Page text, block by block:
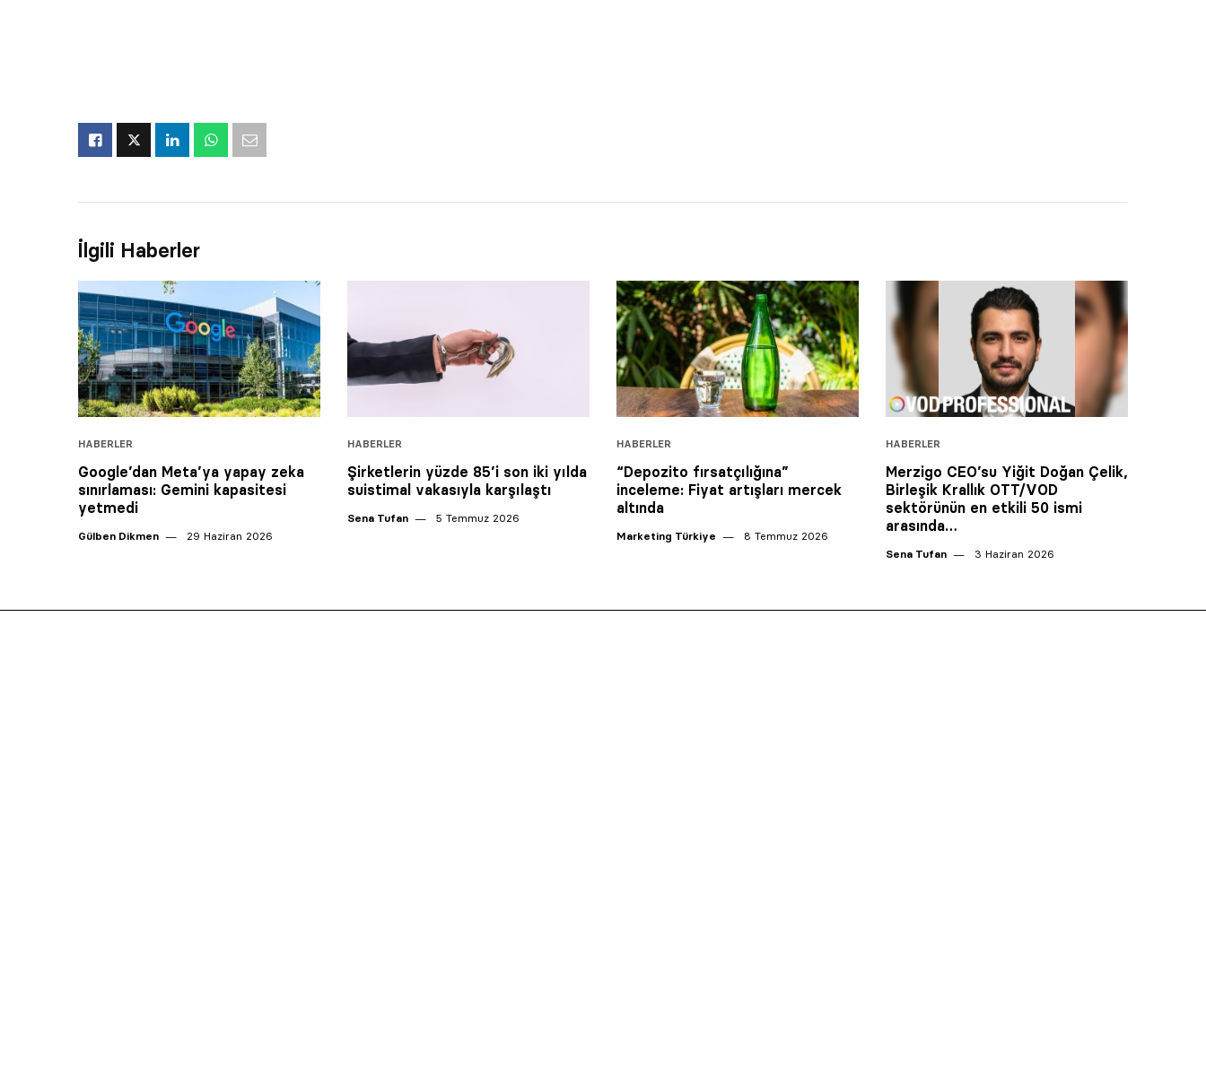
İlgili Haberler
HABERLER
Google’dan Meta’ya yapay zeka
sınırlaması: Gemini kapasitesi
yetmedi
Gülben Dikmen 29 Haziran 2026
HABERLER
Şirketlerin yüzde 85’i son iki yılda
suistimal vakasıyla karşılaştı
Sena Tufan 5 Temmuz 2026
HABERLER
“Depozito fırsatçılığına”
inceleme: Fiyat artışları mercek
altında
Marketing Türkiye 8 Temmuz 2026
HABERLER
Merzigo CEO’su Yiğit Doğan Çelik,
Birleşik Krallık OTT/VOD
sektörünün en etkili 50 ismi
arasında…
Sena Tufan 3 Haziran 2026